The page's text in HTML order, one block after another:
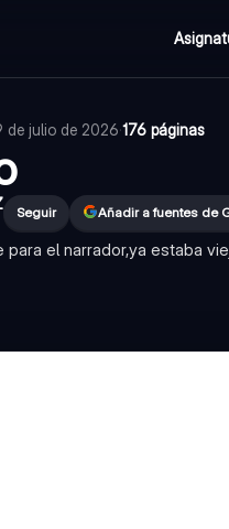
de julio de 2026·176 páginas
Seguir Añadir a fuentes de
el narrador,ya estaba